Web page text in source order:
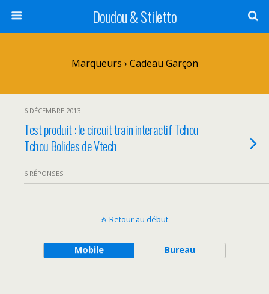
Doudou & Stiletto
Marqueurs › Cadeau Garçon
6 DÉCEMBRE 2013
Test produit : le circuit train interactif Tchou
Tchou Bolides de Vtech
6 RÉPONSES
Retour au début
Mobile Bureau